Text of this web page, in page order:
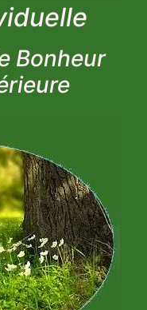
Bonheur